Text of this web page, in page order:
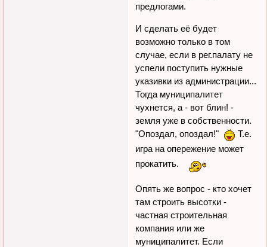
предлогами.
И сделать её будет
возможно только в том
случае, если в рег.палату не
успели поступить нужные
указивки из администрации...
Тогда муниципалитет
чухнется, а - вот блин! -
земля уже в собственности.
"Опоздал, опоздал!"
Т.е.
игра на опережение может
прокатить.
Опять же вопрос - кто хочет
там строить высотки -
частная строительная
компания или же
муниципалитет. Если